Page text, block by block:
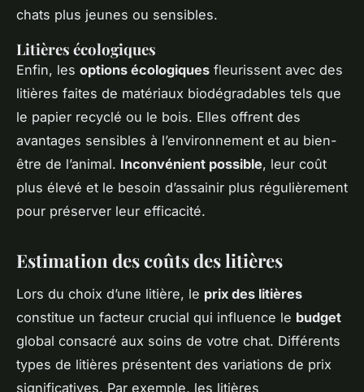
chats plus jeunes ou sensibles.
Litières écologiques
Enfin, les options écologiques fleurissent avec des
litières faites de matériaux biodégradables tels que
le papier recyclé ou le bois. Elles offrent des
avantages sensibles à l’environnement et au bien-
être de l’animal. Inconvénient possible, leur coût
plus élevé et le besoin d’assainir plus régulièrement
pour préserver leur efficacité.
Estimation des coûts des litières
Lors du choix d’une litière, le prix des litières
constitue un facteur crucial qui influence le budget
global consacré aux soins de votre chat. Différents
types de litières présentent des variations de prix
significatives. Par exemple, les litières